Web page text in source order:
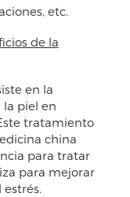
etc.
de la
en la
la piel en
tratamiento
china
para tratar
para mejorar